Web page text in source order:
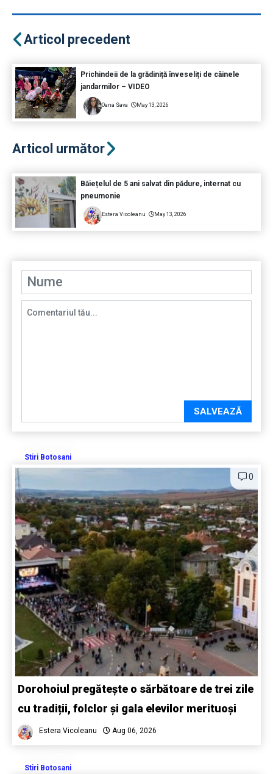
Articol precedent
Prichindeii de la grădiniță înveseliți de câinele
jandarmilor – VIDEO
Oana Sava May 13, 2026
Articol următor
Băiețelul de 5 ani salvat din pădure, internat cu
pneumonie
Estera Vicoleanu May 13, 2026
SALVEAZĂ
Stiri Botosani
0
Dorohoiul pregătește o sărbătoare de trei zile
cu tradiții, folclor și gala elevilor merituoși
Estera Vicoleanu Aug 06, 2026
Stiri Botosani